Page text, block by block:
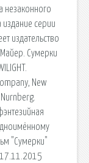
незаконного
серии
издательство
Сумерки
New
"Сумерки"
17.11.2015